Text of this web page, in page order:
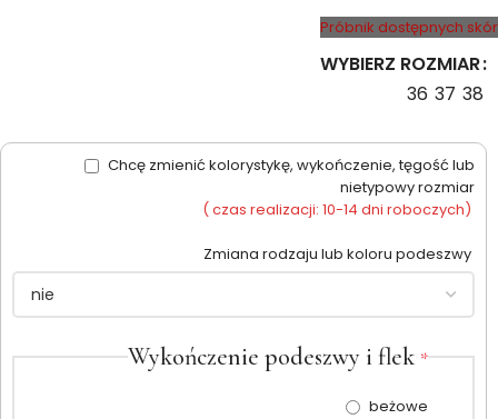
Próbnik dostępnych skór
WYBIERZ ROZMIAR
36 37 38
Chcę zmienić kolorystykę, wykończenie, tęgość lub
nietypowy rozmiar
( czas realizacji: 10-14 dni roboczych)
Zmiana rodzaju lub koloru podeszwy
Wykończenie podeszwy i flek *
beżowe